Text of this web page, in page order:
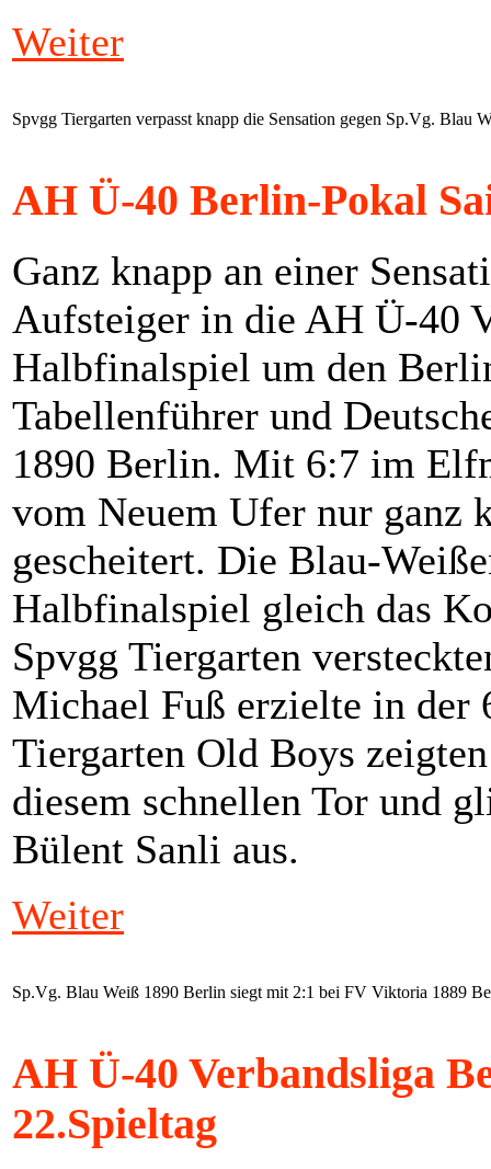
Weiter
Spvgg Tiergarten verpasst knapp die Sensation gegen Sp.Vg. Blau
AH Ü-40 Berlin-Pokal
Ganz knapp an einer
Aufsteiger in die AH Ü-40
Halbfinalspiel um den
Tabellenführer und
1890 Berlin. Mit 6:7 im
vom Neuem Ufer nur ganz
gescheitert. Die Blau-
Halbfinalspiel gleich das
Spvgg Tiergarten
Michael Fuß erzielte in der
Tiergarten Old Boys
diesem schnellen Tor und
Bülent Sanli aus.
Weiter
Sp.Vg. Blau Weiß 1890 Berlin siegt mit 2:1 bei FV Viktoria 1889
AH Ü-40 Verbandsliga
22.Spieltag